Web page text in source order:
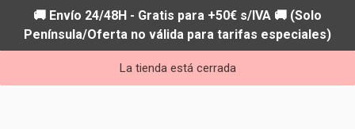
🚚 Envío 24/48H - Gratis para +50€ s/IVA 🚚 (Solo
Península/Oferta no válida para tarifas especiales)
La tienda está cerrada